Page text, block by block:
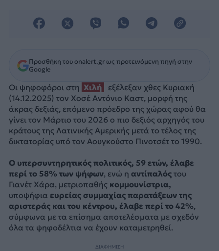
Προσθήκη του onalert.gr ως προτεινόμενη πηγή στην
Google
Οι ψηφοφόροι στη Χιλή
εξέλεξαν χθες Κυριακή
(14.12.2025) τον Χοσέ Αντόνιο Καστ, μορφή της
άκρας δεξιάς, επόμενο πρόεδρο της χώρας αφού θα
γίνει τον Μάρτιο του 2026 ο πιο δεξιός αρχηγός του
κράτους της Λατινικής Αμερικής μετά το τέλος της
δικτατορίας υπό τον Αουγκούστο Πινοτσέτ το 1990.
Ο υπερσυντηρητικός πολιτικός, 59 ετών, έλαβε
περί το 58% των ψήφων, ενώ η αντίπαλόςτου
Γιανέτ Χάρα, μετριοπαθής κομμουνίστρια,
υποψήφια ευρείας συμμαχίας παρατάξεων της
αριστεράς και του κέντρου, έλαβε περί το 42%,
σύμφωνα με τα επίσημα αποτελέσματα με σχεδόν
όλα τα ψηφοδέλτια να έχουν καταμετρηθεί.
ΔΙΑΦΗΜΙΣΗ